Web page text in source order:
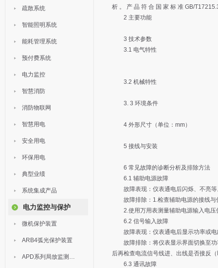
疏散系统
智能照明系统
能耗管理系统
预付费系统
电力监控
智慧消防
消防物联网
智慧用电
安全用电
环保用电
典型业绩
系统集成产品
电力监控与保护
微机保护装置
ARB4弧光保护装置
APD系列局放监测装置
析 。 产 品 符 合 国 家 标 准 GB/
2 主要功能
3 技术参数
3.1 电气特性
3.2 机械特性
3. 3 环境条件
4 外形尺寸（单位：mm）
5 接线与安装
6 常见故障的诊断分析及排除方法
6.1 辅助电源故障
故障表现：仪表通电后闪烁、不亮等
故障排除：1.检查辅助电源的接线与
2.使用万用表测量辅助电源输入电压
6.2 信号输入故障
故障表现：仪表通电后显示功率或电
故障排除：将仪表显示界面切换至功
后再检查电流信号线进、出线是否接反
6.3 通讯故障